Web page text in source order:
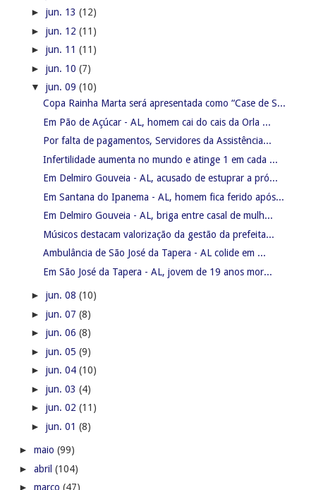
► jun. 13 (12)
► jun. 12 (11)
► jun. 11 (11)
► jun. 10 (7)
▼ jun. 09 (10)
Copa Rainha Marta será apresentada como “Case de S...
Em Pão de Açúcar - AL, homem cai do cais da Orla ...
Por falta de pagamentos, Servidores da Assistência...
Infertilidade aumenta no mundo e atinge 1 em cada ...
Em Delmiro Gouveia - AL, acusado de estuprar a pró...
Em Santana do Ipanema - AL, homem fica ferido após...
Em Delmiro Gouveia - AL, briga entre casal de mulh...
Músicos destacam valorização da gestão da prefeita...
Ambulância de São José da Tapera - AL colide em ...
Em São José da Tapera - AL, jovem de 19 anos mor...
► jun. 08 (10)
► jun. 07 (8)
► jun. 06 (8)
► jun. 05 (9)
► jun. 04 (10)
► jun. 03 (4)
► jun. 02 (11)
► jun. 01 (8)
► maio (99)
► abril (104)
► março (47)